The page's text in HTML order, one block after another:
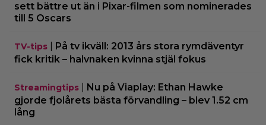
sett bättre ut än i Pixar-filmen som nominerades
till 5 Oscars
TV-tips
På tv ikväll: 2013 års stora rymdäventyr
fick kritik – halvnaken kvinna stjäl fokus
Streamingtips
Nu på Viaplay: Ethan Hawke
gjorde fjolårets bästa förvandling – blev 1.52 cm
lång